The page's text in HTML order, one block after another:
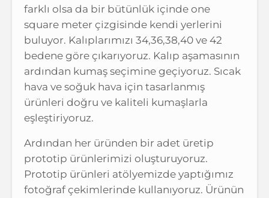
farklı olsa da bir bütünlük içinde one
square meter çizgisinde kendi yerlerini
buluyor. Kalıplarımızı 34,36,38,40 ve 42
bedene göre çıkarıyoruz. Kalıp aşamasının
ardından kumaş seçimine geçiyoruz. Sıcak
hava ve soğuk hava için tasarlanmış
ürünleri doğru ve kaliteli kumaşlarla
eşleştiriyoruz.
Ardından her üründen bir adet üretip
prototip ürünlerimizi oluşturuyoruz.
Prototip ürünleri atölyemizde yaptığımız
fotoğraf çekimlerinde kullanıyoruz. Ürünün